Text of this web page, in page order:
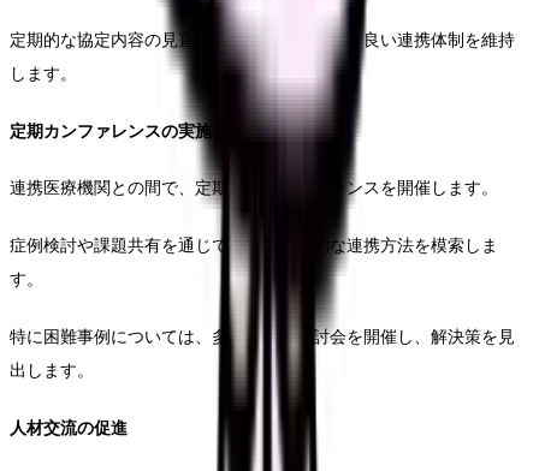
定期的な協定内容の見直しと更新により、より良い連携体制を維持
します。
定期カンファレンスの実施
連携医療機関との間で、定期的なカンファレンスを開催します。
症例検討や課題共有を通じて、より効果的な連携方法を模索しま
す。
特に困難事例については、多施設での検討会を開催し、解決策を見
出します。
人材交流の促進